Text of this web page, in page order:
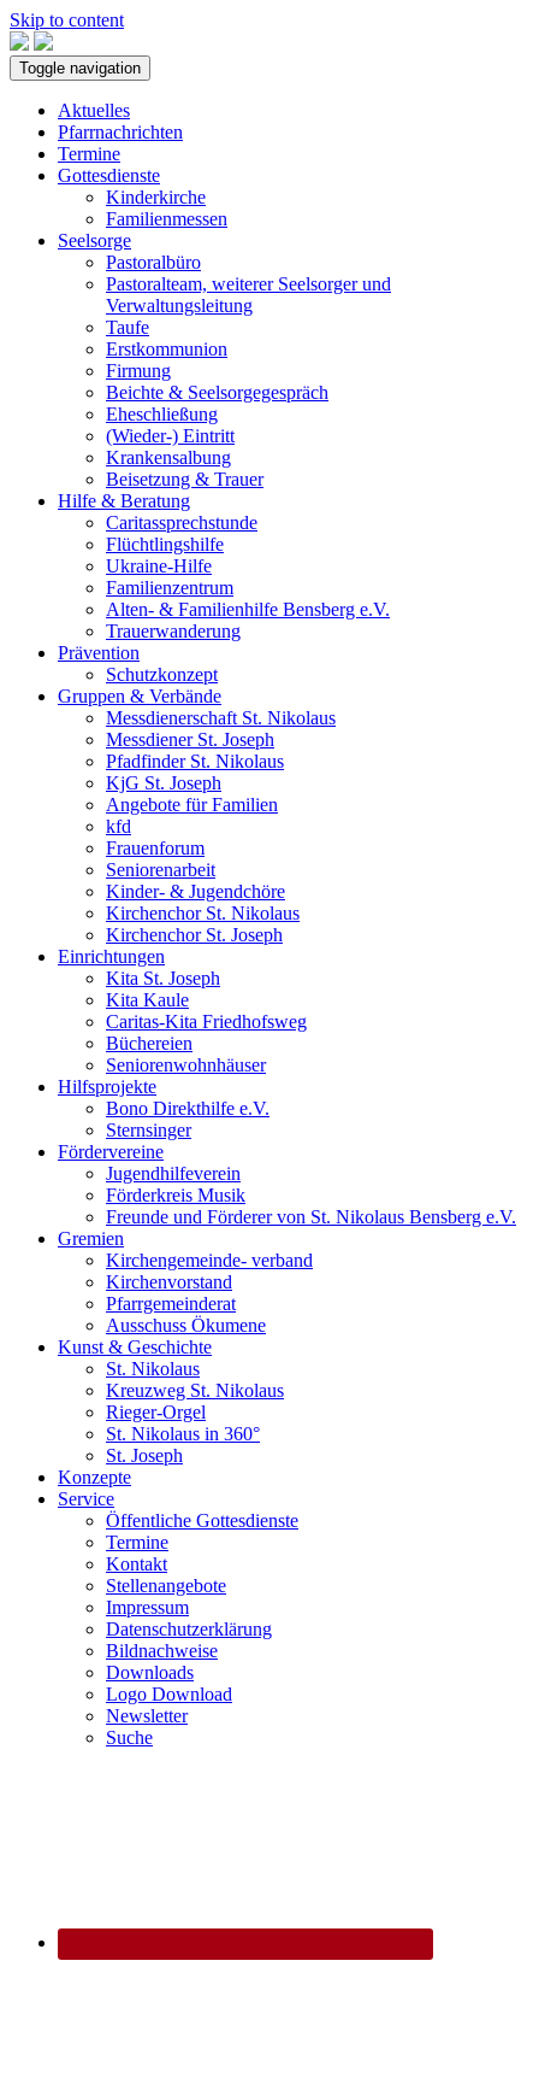
Skip to content
Toggle navigation
Aktuelles
Pfarrnachrichten
Termine
Gottesdienste
Kinderkirche
Familienmessen
Seelsorge
Pastoralbüro
Pastoralteam, weiterer Seelsorger und
Verwaltungsleitung
Taufe
Erstkommunion
Firmung
Beichte & Seelsorgegespräch
Eheschließung
(Wieder-) Eintritt
Krankensalbung
Beisetzung & Trauer
Hilfe & Beratung
Caritassprechstunde
Flüchtlingshilfe
Ukraine-Hilfe
Familienzentrum
Alten- & Familienhilfe Bensberg e.V.
Trauerwanderung
Prävention
Schutzkonzept
Gruppen & Verbände
Messdienerschaft St. Nikolaus
Messdiener St. Joseph
Pfadfinder St. Nikolaus
KjG St. Joseph
Angebote für Familien
kfd
Frauenforum
Seniorenarbeit
Kinder- & Jugendchöre
Kirchenchor St. Nikolaus
Kirchenchor St. Joseph
Einrichtungen
Kita St. Joseph
Kita Kaule
Caritas-Kita Friedhofsweg
Büchereien
Seniorenwohnhäuser
Hilfsprojekte
Bono Direkthilfe e.V.
Sternsinger
Fördervereine
Jugendhilfeverein
Förderkreis Musik
Freunde und Förderer von St. Nikolaus Bensberg e.V.
Gremien
Kirchengemeinde- verband
Kirchenvorstand
Pfarrgemeinderat
Ausschuss Ökumene
Kunst & Geschichte
St. Nikolaus
Kreuzweg St. Nikolaus
Rieger-Orgel
St. Nikolaus in 360°
St. Joseph
Konzepte
Service
Öffentliche Gottesdienste
Termine
Kontakt
Stellenangebote
Impressum
Datenschutzerklärung
Bildnachweise
Downloads
Logo Download
Newsletter
Suche